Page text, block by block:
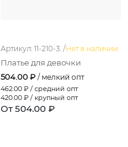
Артикул: 11-210-3. /Нет в наличии
Платье для девочки
504.00 ₽ / мелкий опт
462.00 ₽ / средний опт
420.00 ₽ / крупный опт
От 504.00 ₽